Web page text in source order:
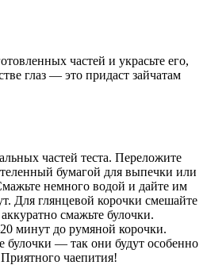
частей и украсьте его,
глаз — это придаст зайчатам
частей теста. Переложите
бумагой для выпечки или
немного водой и дайте им
Для глянцевой корочки смешайте
смажьте булочки.
минут до румяной корочки.
булочки — так они будут особенно
чаепития!